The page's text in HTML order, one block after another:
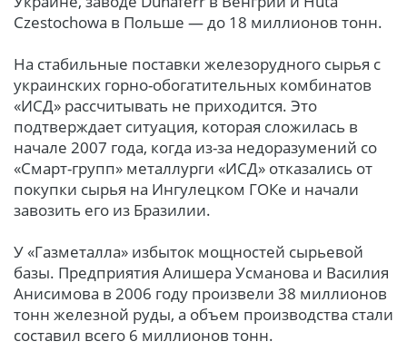
Czestochowa в Польше — до 18 миллионов тонн.
На стабильные поставки железорудного сырья с
украинских горно-обогатительных комбинатов
«ИСД» рассчитывать не приходится. Это
подтверждает ситуация, которая сложилась в
начале 2007 года, когда из-за недоразумений со
«Смарт-групп» металлурги «ИСД» отказались от
покупки сырья на Ингулецком ГОКе и начали
завозить его из Бразилии.
У «Газметалла» избыток мощностей сырьевой
базы. Предприятия Алишера Усманова и Василия
Анисимова в 2006 году произвели 38 миллионов
тонн железной руды, а объем производства стали
составил всего 6 миллионов тонн.